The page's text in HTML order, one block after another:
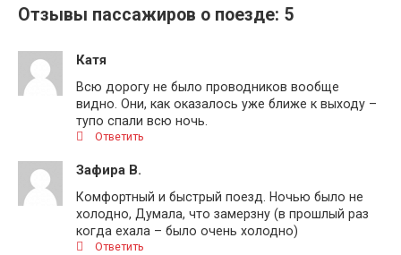
Отзывы пассажиров о поезде: 5
Катя
Всю дорогу не было проводников вообще
видно. Они, как оказалось уже ближе к выходу –
тупо спали всю ночь.
Ответить
Зафира В.
Комфортный и быстрый поезд. Ночью было не
холодно, Думала, что замерзну (в прошлый раз
когда ехала – было очень холодно)
Ответить